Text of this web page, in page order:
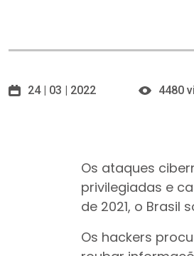
24 | 03 | 2022 4480
Os ataques
privilegiadas e
de 2021, o Brasil
Os hackers